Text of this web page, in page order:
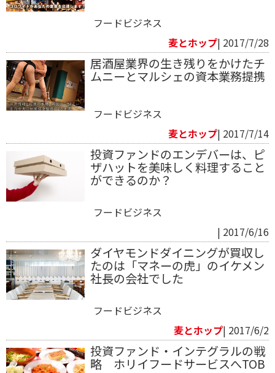
フードビジネス
麦とホップ| 2017/7/28
居酒屋業界の生き残りをかけたチ
ムニーとマルシェの資本業務提携
フードビジネス
麦とホップ| 2017/7/14
投資ファンドのエンデバーは、ピ
ザハットを美味しく料理すること
ができるのか？
フードビジネス
| 2017/6/16
ダイヤモンドダイニングが買収し
たのは「マネーの虎」のイケメン
社長の会社でした
フードビジネス
麦とホップ| 2017/6/2
投資ファンド・インテグラルの戦
略 ホリイフードサービスへTOB